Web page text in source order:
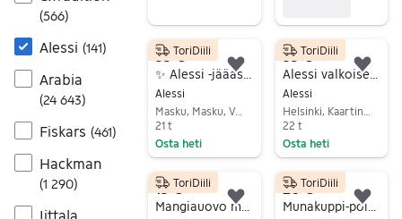
(566)
Alessi (141)
Arabia
(24 643)
Fiskars (461)
Hackman
(1 290)
Iittala
35 €
Alessi
Masku, Masku, Varsinais-Suomi
21 t
Osta heti
ToriDiili
Lisää suosikiksi.
35 €
Alessi
Helsinki, Kaartinkaupunki, Uusimaa
22 t
Osta heti
ToriDiili
15 €ToriDiili
Lisää suosikiksi.
20 €ToriDiili